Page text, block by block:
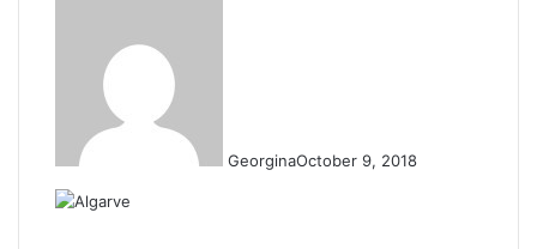
GeorginaOctober 9, 2018